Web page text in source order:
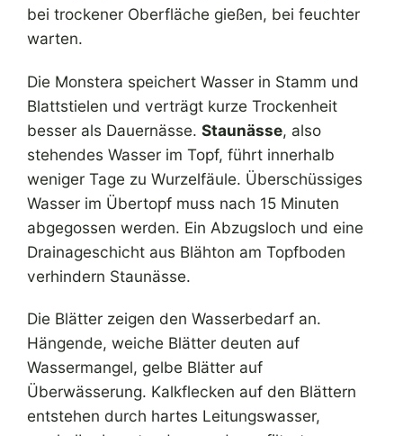
bei trockener Oberfläche gießen, bei feuchter
warten.
Die Monstera speichert Wasser in Stamm und
Blattstielen und verträgt kurze Trockenheit
besser als Dauernässe. Staunässe, also
stehendes Wasser im Topf, führt innerhalb
weniger Tage zu Wurzelfäule. Überschüssiges
Wasser im Übertopf muss nach 15 Minuten
abgegossen werden. Ein Abzugsloch und eine
Drainageschicht aus Blähton am Topfboden
verhindern Staunässe.
Die Blätter zeigen den Wasserbedarf an.
Hängende, weiche Blätter deuten auf
Wassermangel, gelbe Blätter auf
Überwässerung. Kalkflecken auf den Blättern
entstehen durch hartes Leitungswasser,